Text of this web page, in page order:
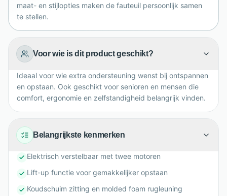
maat- en stijlopties maken de fauteuil persoonlijk samen
te stellen.
Voor wie is dit product geschikt?
Ideaal voor wie extra ondersteuning wenst bij ontspannen
en opstaan. Ook geschikt voor senioren en mensen die
comfort, ergonomie en zelfstandigheid belangrijk vinden.
Belangrijkste kenmerken
Elektrisch verstelbaar met twee motoren
Lift-up functie voor gemakkelijker opstaan
Koudschuim zitting en molded foam rugleuning